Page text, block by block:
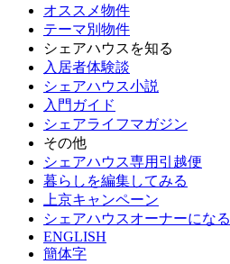
オススメ物件
テーマ別物件
シェアハウスを知る
入居者体験談
シェアハウス小説
入門ガイド
シェアライフマガジン
その他
シェアハウス専用引越便
暮らしを編集してみる
上京キャンペーン
シェアハウスオーナーになる
ENGLISH
簡体字